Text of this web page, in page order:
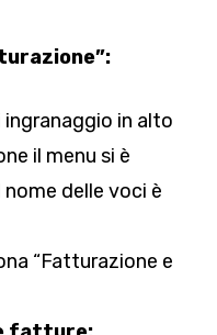
ingranaggio in alto
il menu si è
delle voci è
“Fatturazione e